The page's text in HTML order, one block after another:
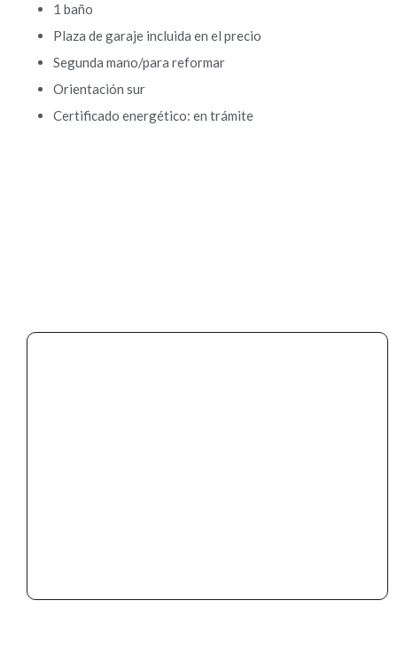
1 baño
Plaza de garaje incluida en el precio
Segunda mano/para reformar
Orientación sur
Certificado energético: en trámite